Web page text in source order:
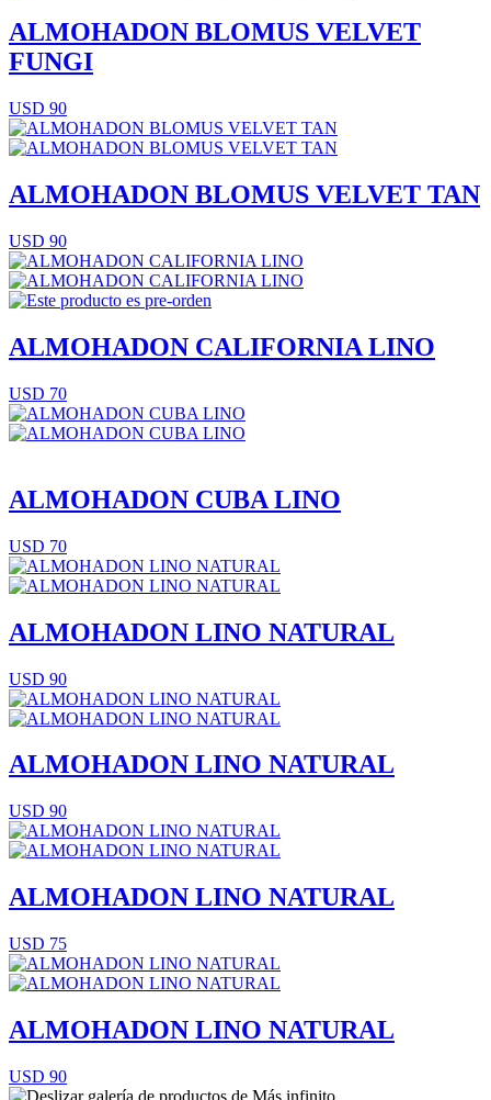
ALMOHADON BLOMUS VELVET
FUNGI
USD 90
ALMOHADON BLOMUS VELVET TAN
USD 90
ALMOHADON CALIFORNIA LINO
USD 70
ALMOHADON CUBA LINO
USD 70
ALMOHADON LINO NATURAL
USD 90
ALMOHADON LINO NATURAL
USD 90
ALMOHADON LINO NATURAL
USD 75
ALMOHADON LINO NATURAL
USD 90